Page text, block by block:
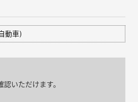
動車)
いただけます。